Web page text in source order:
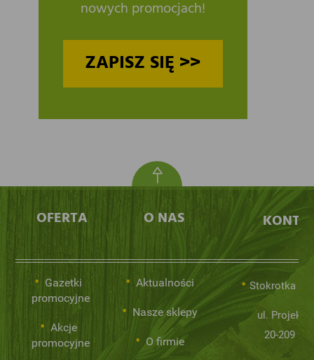
nowych promocjach!
ZAPISZ SIĘ >>
OFERTA
Gazetki
promocyjne
Akcje
promocyjne
O NAS
Aktualności
Nasze sklepy
O firmie
Stokrotka
ul.
20-209